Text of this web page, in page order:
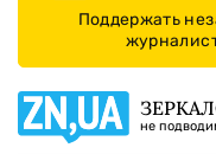
Поддержать
не